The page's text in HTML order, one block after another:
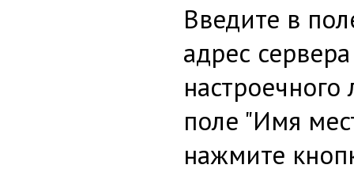
Введите в
адрес
поле "Имя
нажмите